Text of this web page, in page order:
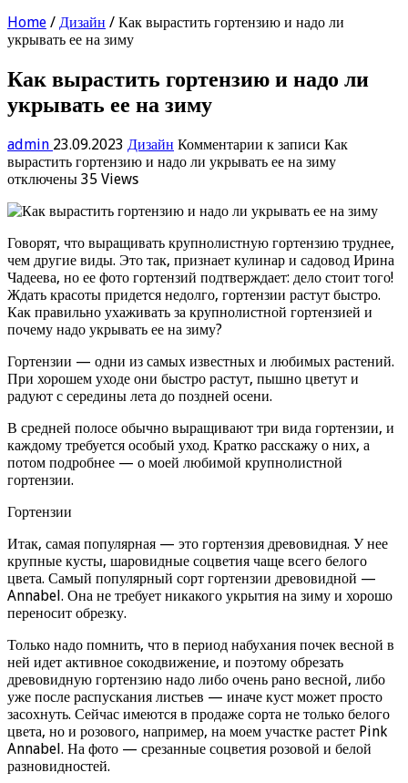
Home / Дизайн / Как вырастить гортензию и надо ли
укрывать ее на зиму
Как вырастить гортензию и надо ли
укрывать ее на зиму
admin 23.09.2023 Дизайн Комментарии к записи Как
вырастить гортензию и надо ли укрывать ее на зиму
отключены 35 Views
Говорят, что выращивать крупнолистную гортензию труднее,
чем другие виды. Это так, признает кулинар и садовод Ирина
Чадеева, но ее фото гортензий подтверждает: дело стоит того!
Ждать красоты придется недолго, гортензии растут быстро.
Как правильно ухаживать за крупнолистной гортензией и
почему надо укрывать ее на зиму?
Гортензии — одни из самых известных и любимых растений.
При хорошем уходе они быстро растут, пышно цветут и
радуют с середины лета до поздней осени.
В средней полосе обычно выращивают три вида гортензии, и
каждому требуется особый уход. Кратко расскажу о них, а
потом подробнее — о моей любимой крупнолистной
гортензии.
Гортензии
Итак, самая популярная — это гортензия древовидная. У нее
крупные кусты, шаровидные соцветия чаще всего белого
цвета. Самый популярный сорт гортензии древовидной —
Annabel. Она не требует никакого укрытия на зиму и хорошо
переносит обрезку.
Только надо помнить, что в период набухания почек весной в
ней идет активное сокодвижение, и поэтому обрезать
древовидную гортензию надо либо очень рано весной, либо
уже после распускания листьев — иначе куст может просто
засохнуть. Сейчас имеются в продаже сорта не только белого
цвета, но и розового, например, на моем участке растет Pink
Annabel. На фото — срезанные соцветия розовой и белой
разновидностей.